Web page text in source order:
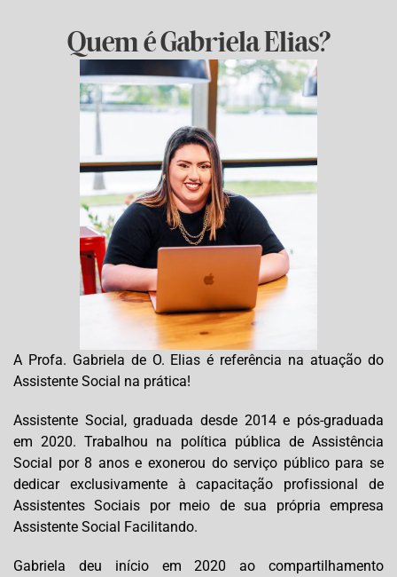
Quem é Gabriela Elias?
A Profa. Gabriela de O. Elias é referência na atuação do
Assistente Social na prática!
Assistente Social, graduada desde 2014 e pós-graduada
em 2020. Trabalhou na política pública de Assistência
Social por 8 anos e exonerou do serviço público para se
dedicar exclusivamente à capacitação profissional de
Assistentes Sociais por meio de sua própria empresa
Assistente Social Facilitando.
Gabriela deu início em 2020 ao compartilhamento